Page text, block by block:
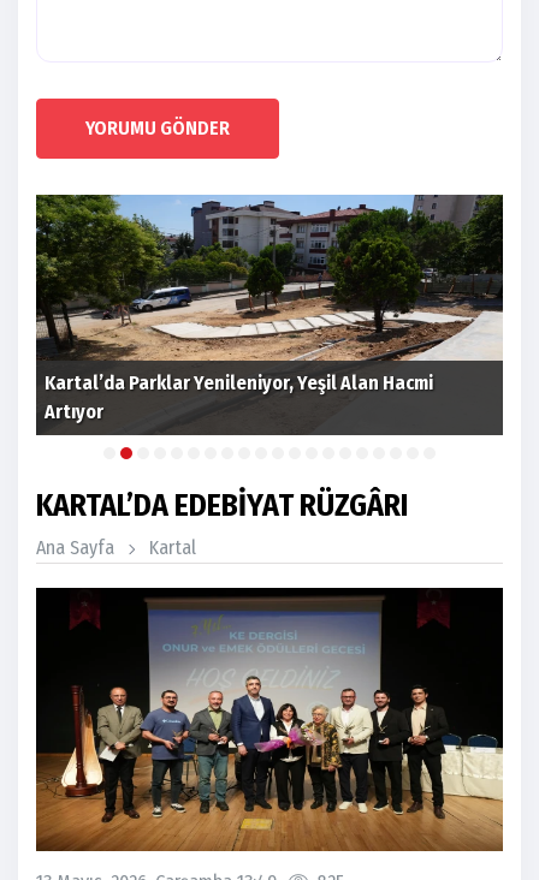
YORUMU GÖNDER
Kartal’da Parklar Yenileniyor, Yeşil Alan Hacmi
Artıyor
KARTAL’DA EDEBİYAT RÜZGÂRI
Ana Sayfa Kartal